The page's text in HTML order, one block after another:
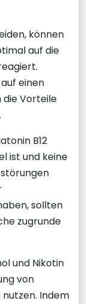
können
auf die
einen
die Vorteile
B12
ist und keine
sollten
zugrunde
und Nikotin
von
Indem